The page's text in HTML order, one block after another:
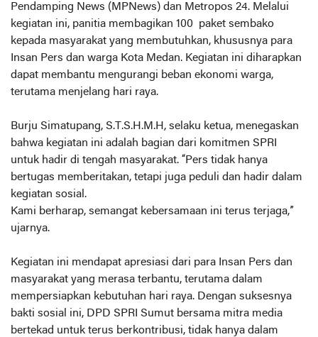
Pendamping News (MPNews) dan Metropos 24. Melalui
kegiatan ini, panitia membagikan 100 paket sembako
kepada masyarakat yang membutuhkan, khususnya para
Insan Pers dan warga Kota Medan. Kegiatan ini diharapkan
dapat membantu mengurangi beban ekonomi warga,
terutama menjelang hari raya.
Burju Simatupang, S.T.S.H.M.H, selaku ketua, menegaskan
bahwa kegiatan ini adalah bagian dari komitmen SPRI
untuk hadir di tengah masyarakat. “Pers tidak hanya
bertugas memberitakan, tetapi juga peduli dan hadir dalam
kegiatan sosial.
Kami berharap, semangat kebersamaan ini terus terjaga,”
ujarnya.
Kegiatan ini mendapat apresiasi dari para Insan Pers dan
masyarakat yang merasa terbantu, terutama dalam
mempersiapkan kebutuhan hari raya. Dengan suksesnya
bakti sosial ini, DPD SPRI Sumut bersama mitra media
bertekad untuk terus berkontribusi, tidak hanya dalam